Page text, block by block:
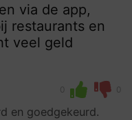
via de app,
restaurants en
veel geld
0 0
en goedgekeurd.